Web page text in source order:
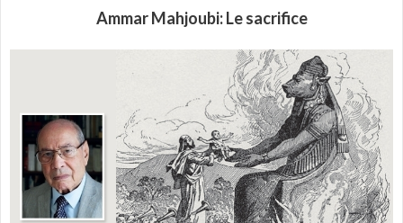
Ammar Mahjoubi: Le sacrifice